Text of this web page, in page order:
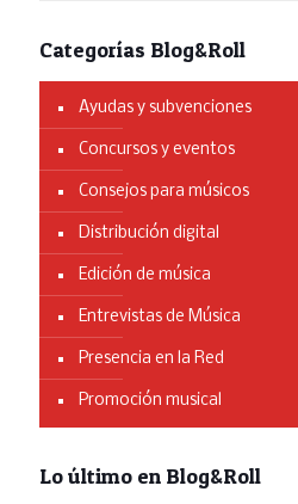
Categorías Blog&Roll
Ayudas y subvenciones
Concursos y eventos
Consejos para músicos
Distribución digital
Edición de música
Entrevistas de Música
Presencia en la Red
Promoción musical
Lo último en Blog&Roll